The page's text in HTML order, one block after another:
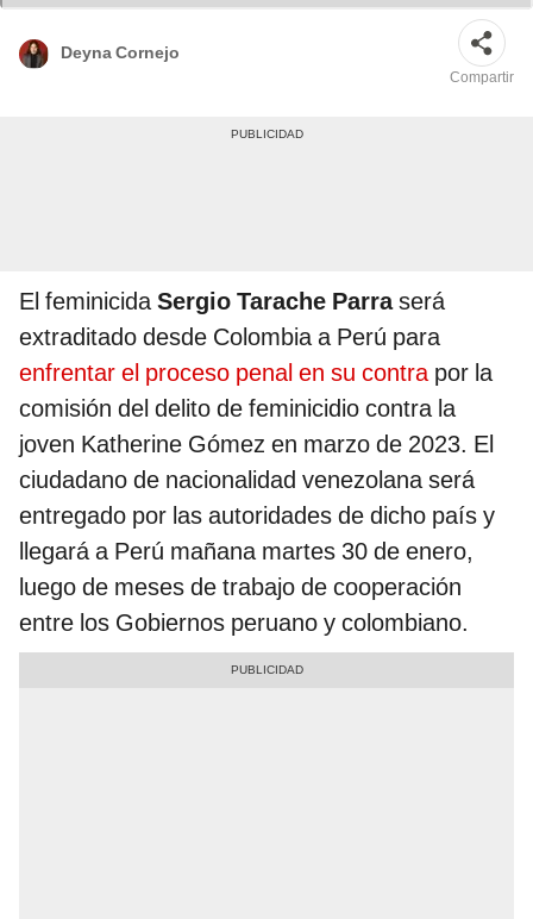
Deyna Cornejo
Compartir
El feminicidaSergio Tarache Parraserá
extraditado desde Colombia a Perú para
enfrentar el proceso penal en su contra por la
comisión del delito de feminicidio contra la
joven Katherine Gómez en marzo de 2023. El
ciudadano de nacionalidad venezolana será
entregado por las autoridades de dicho país y
llegará a Perú mañana martes 30 de enero,
luego de meses de trabajo de cooperación
entre los Gobiernos peruano y colombiano.